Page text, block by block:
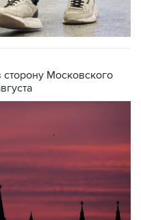
Московского